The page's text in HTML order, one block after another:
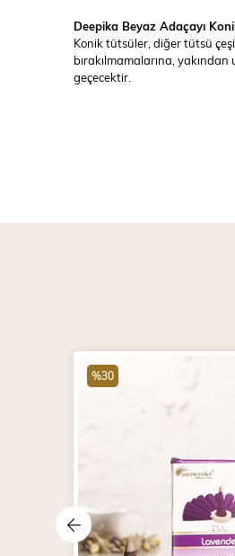
Deepika Beyaz Adaçayı
Konik tütsüler, diğer tütsü
bırakılmamalarına,
geçecektir.
%30